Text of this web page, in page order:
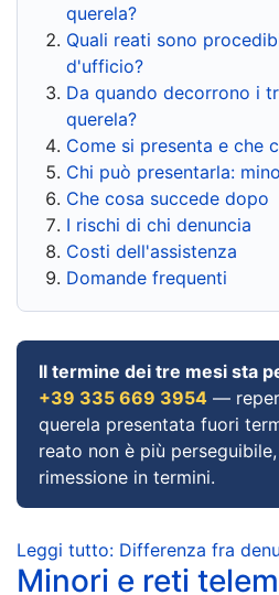
querela?
Quali reati sono
d'ufficio?
Da quando decorrono i
querela?
Come si presenta e che
Chi può presentarla:
Che cosa succede dopo
I rischi di chi denuncia
Costi dell'assistenza
Domande frequenti
Il termine dei tre mesi sta
+39 335 669 3954 —
querela presentata fuori
reato non è più
rimessione in termini.
Leggi tutto: Differenza fra
Minori e reti